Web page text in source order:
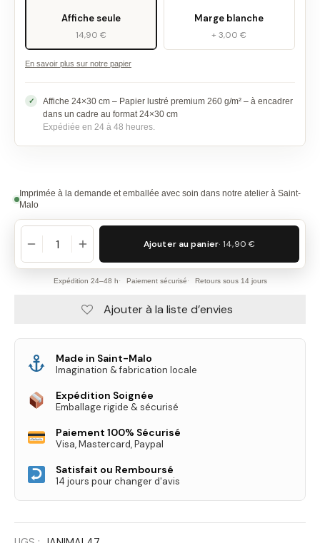
Affiche seule
14,90 €
Marge blanche
+ 3,00 €
En savoir plus sur notre papier
Affiche 24×30 cm – Papier lustré premium 260 g/m² – à encadrer
dans un cadre au format 24×30 cm
Expédiée en 24 à 48 heures.
Imprimée à la demande et emballée avec soin dans notre atelier à Saint-
Malo
Ajouter au panier· 14,90 €
Expédition 24–48 h Paiement sécurisé Retours sous 14 jours
Ajouter à la liste d’envies
Made in Saint-Malo
Imagination & fabrication locale
Expédition Soignée
Emballage rigide & sécurisé
Paiement 100% Sécurisé
Visa, Mastercard, Paypal
Satisfait ou Remboursé
14 jours pour changer d'avis